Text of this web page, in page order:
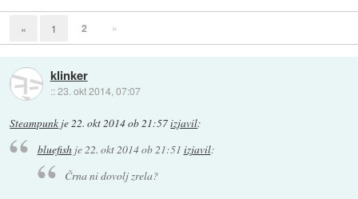
« 1 2 »
klinker
::23. okt 2014, 07:07
Steampunk je22. okt 2014 ob 21:57izjavil:
bluefishje22. okt 2014 ob 21:51 izjavil:
Črna ni dovolj zrela?